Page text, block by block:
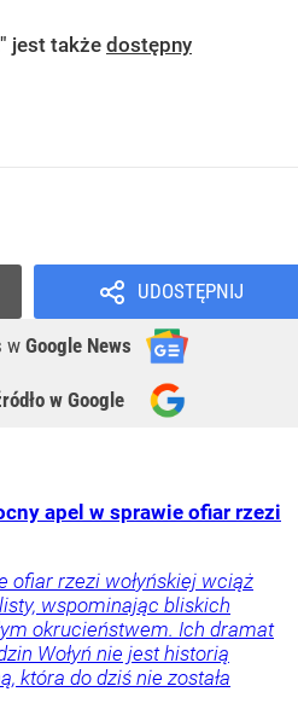
jest także dostępny
UDOSTĘPNIJ
w Google News
w Google
apel w sprawie ofiar rzezi
ofiar rzezi wołyńskiej wciąż
wspominając bliskich
okrucieństwem. Ich dramat
Wołyń nie jest historią
która do dziś nie została